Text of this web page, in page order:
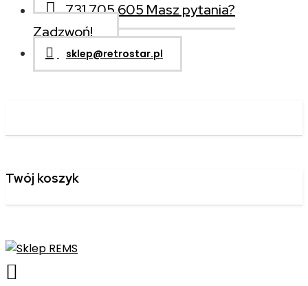
731 705 605 Masz pytania?
Zadzwoń!
sklep@retrostar.pl
Twój koszyk